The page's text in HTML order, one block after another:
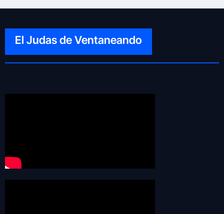
El Judas de Ventaneando